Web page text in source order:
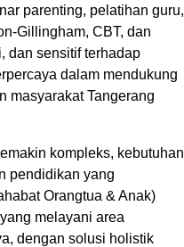
parenting, pelatihan guru,
Gillingham, CBT, dan
dan sensitif terhadap
dalam mendukung
masyarakat Tangerang
kompleks, kebutuhan
pendidikan yang
Orangtua & Anak)
yang melayani area
dengan solusi holistik